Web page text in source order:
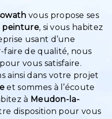
vous propose ses
peinture, si vous habitez
usant d’une
faire de qualité, nous
vous satisfaire.
ainsi dans votre projet
et sommes à l’écoute
à Meudon-la-
disposition pour vous